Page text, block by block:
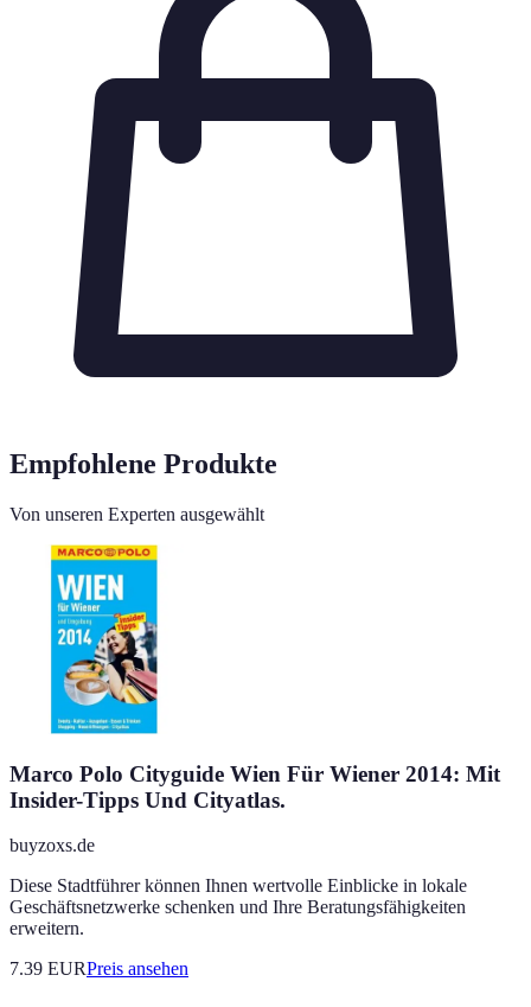
Empfohlene Produkte
Von unseren Experten ausgewählt
Marco Polo Cityguide Wien Für Wiener 2014: Mit
Insider-Tipps Und Cityatlas.
buyzoxs.de
Diese Stadtführer können Ihnen wertvolle Einblicke in lokale
Geschäftsnetzwerke schenken und Ihre Beratungsfähigkeiten
erweitern.
7.39 EURPreis ansehen